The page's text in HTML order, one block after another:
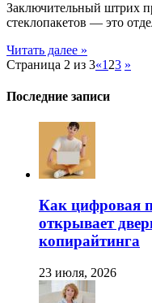
Заключительный штрих
стеклопакетов — это
Читать далее »
Страница 2 из 3«1 23 »
Последние записи
Как цифровая
открывает
копирайтинга
23 июля, 2026